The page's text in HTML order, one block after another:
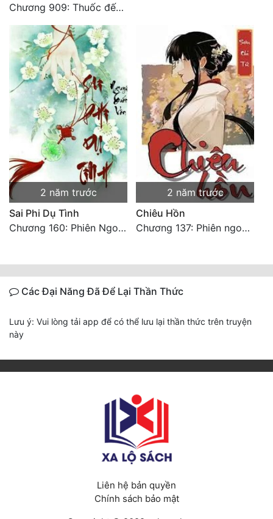
Chương 909: Thuốc đến bệnh trừ sau ăn mừng (đại kết cục)
2 năm trước
Sai Phi Dụ Tình
Chương 160: Phiên Ngoại Hạnh Phúc: Hoàng Hậu Là Quan Trọng Nhất (Hạ)
2 năm trước
Chiêu Hồn
Chương 137: Phiên ngoại năm: Hiện đại phiên (không thích có thể không mua)
Các Đại Năng Đã Để Lại Thần Thức
Lưu ý: Vui lòng tải app để có thể lưu lại thần thức trên truyện
này
Liên hệ bản quyền
Chính sách bảo mật